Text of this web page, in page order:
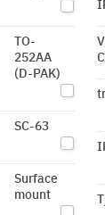
TO-
252AA
(D-PAK)
SC-63
Surface
mount